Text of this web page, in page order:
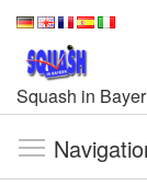
Squash in